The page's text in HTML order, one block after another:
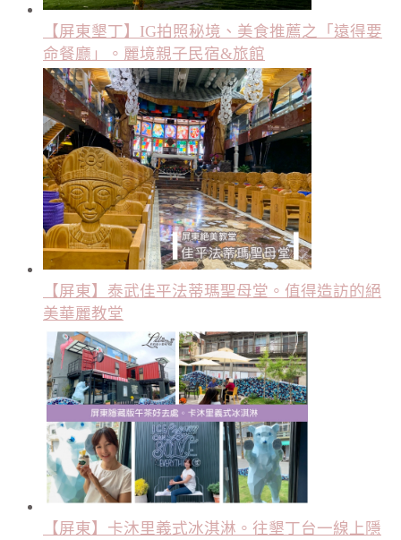
【屏東墾丁】IG拍照秘境、美食推薦之「遠得要
命餐廳」。麗境親子民宿&旅館
【屏東】泰武佳平法蒂瑪聖母堂。值得造訪的絕
美華麗教堂
【屏東】卡沐里義式冰淇淋。往墾丁台一線上隱